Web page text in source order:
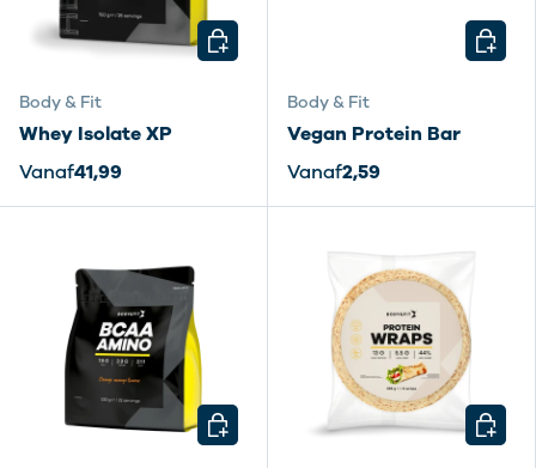
Body & Fit
Whey Isolate XP
Vanaf41,99
KIES MOGELIJKHEDEN
Body & Fit
Vegan Protein Bar
Vanaf2,59
KIES
KIES MOGELIJKHEDEN KIES